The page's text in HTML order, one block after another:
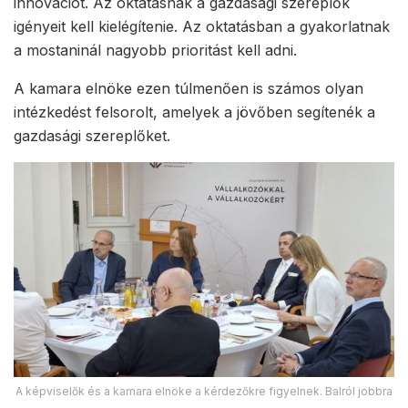
igényeit kell kielégítenie. Az oktatásban a gyakorlatnak
a mostaninál nagyobb prioritást kell adni.
A kamara elnöke ezen túlmenően is számos olyan
intézkedést felsorolt, amelyek a jövőben segítenék a
gazdasági szereplőket.
A képviselők és a kamara elnöke a kérdezőkre figyelnek. Balról jobbra